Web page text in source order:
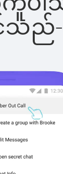
င်သည်-